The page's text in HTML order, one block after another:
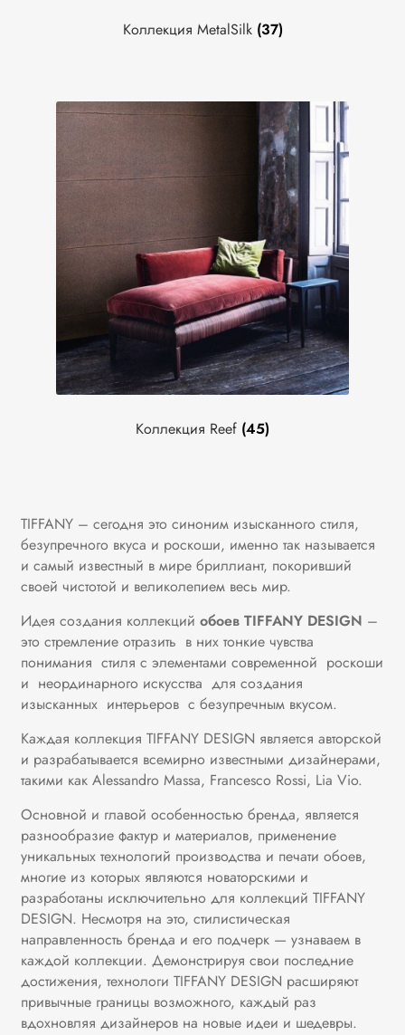
Коллекция MetalSilk (37)
Коллекция Reef (45)
TIFFANY – сегодня это синоним изысканного стиля,
безупречного вкуса и роскоши, именно так называется
и самый известный в мире бриллиант, покоривший
своей чистотой и великолепием весь мир.
Идея создания коллекций обоев TIFFANY DESIGN –
это стремление отразить в них тонкие чувства
понимания стиля с элементами современной роскоши
и неординарного искусства для создания
изысканных интерьеров с безупречным вкусом.
Каждая коллекция TIFFANY DESIGN является авторской
и разрабатывается всемирно известными дизайнерами,
такими как Alessandro Massa, Francesco Rossi, Lia Vio.
Основной и главой особенностью бренда, является
разнообразие фактур и материалов, применение
уникальных технологий производства и печати обоев,
многие из которых являются новаторскими и
разработаны исключительно для коллекций TIFFANY
DESIGN. Несмотря на это, стилистическая
направленность бренда и его подчерк — узнаваем в
каждой коллекции. Демонстрируя свои последние
достижения, технологи TIFFANY DESIGN расширяют
привычные границы возможного, каждый раз
вдохновляя дизайнеров на новые идеи и шедевры.